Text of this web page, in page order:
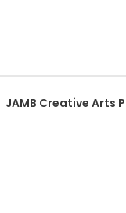
JAMB Creative Arts